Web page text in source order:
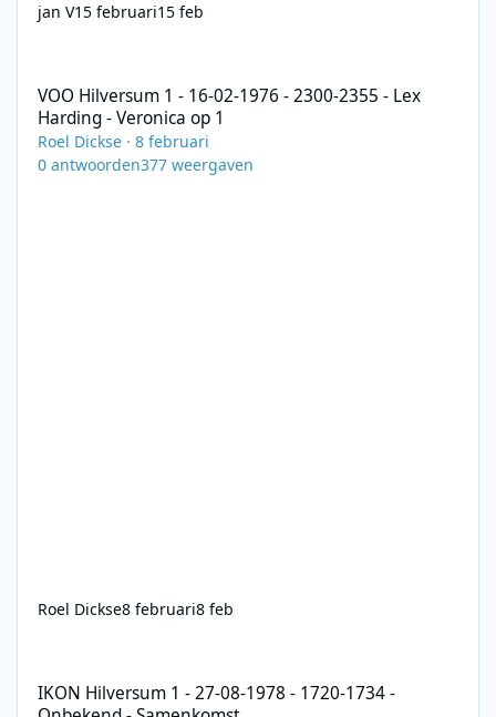
jan V15 februari15 feb
VOO Hilversum 1 - 16-02-1976 - 2300-2355 - Lex
Harding - Veronica op 1
Roel Dickse ·8 februari
0 antwoorden377 weergaven
Roel Dickse8 februari8 feb
IKON Hilversum 1 - 27-08-1978 - 1720-1734 -